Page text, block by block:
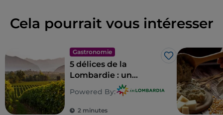
Cela pourrait vous intéresser
Gastronomie
J’aime
5 délices de la
Lombardie : un
territoire à savourer
absolument
Powered By:
2 minutes